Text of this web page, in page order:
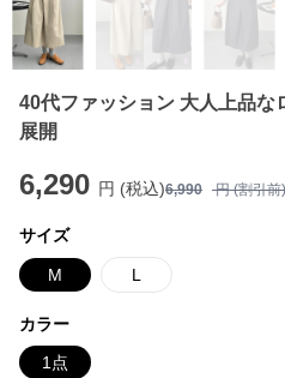
40代ファッション 大人上品な
展開
6,290 円 (税込)6,990 円 (割引前)
サイズ
M L
カラー
1点